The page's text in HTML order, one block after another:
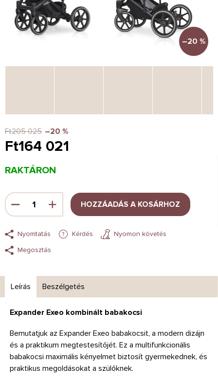
–20 %
Ft205 025 –20 %
Ft164 021
Egységár:
RAKTÁRON
HOZZÁADÁS A KOSÁRHOZ
Nyomtatás Kérdés
Nyomon követés
Megosztás
Leírás Beszélgetés
Expander Exeo kombinált babakocsi
Bemutatjuk az Expander Exeo babakocsit, a modern dizájn
és a praktikum megtestesítőjét. Ez a multifunkcionális
babakocsi maximális kényelmet biztosít gyermekednek, és
praktikus megoldásokat a szülőknek.